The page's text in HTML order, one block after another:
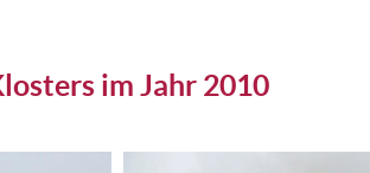
im Jahr 2010